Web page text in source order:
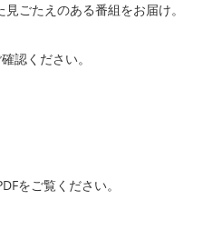
ごたえのある番組をお届け。
認ください。
をご覧ください。